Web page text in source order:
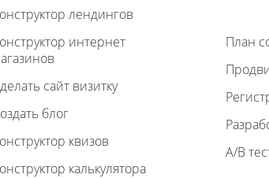
лендингов
интернет
сайт визитку
блог
квизов
калькулятора
План
A/B